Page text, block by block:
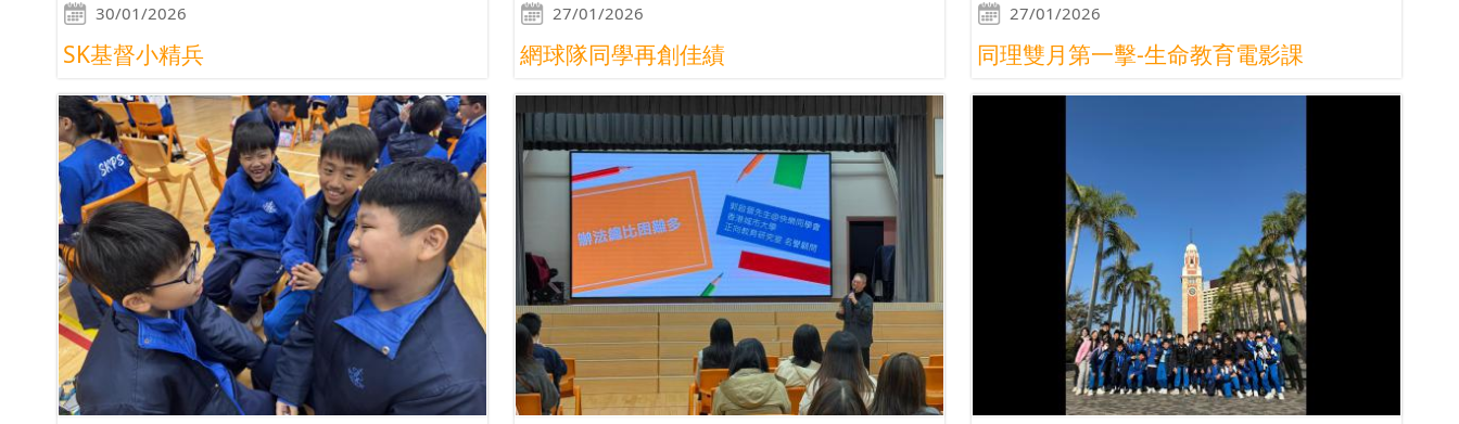
30/01/2026
SK基督小精兵
27/01/2026
網球隊同學再創佳績
27/01/2026
同理雙月第一擊-生命教育電影課